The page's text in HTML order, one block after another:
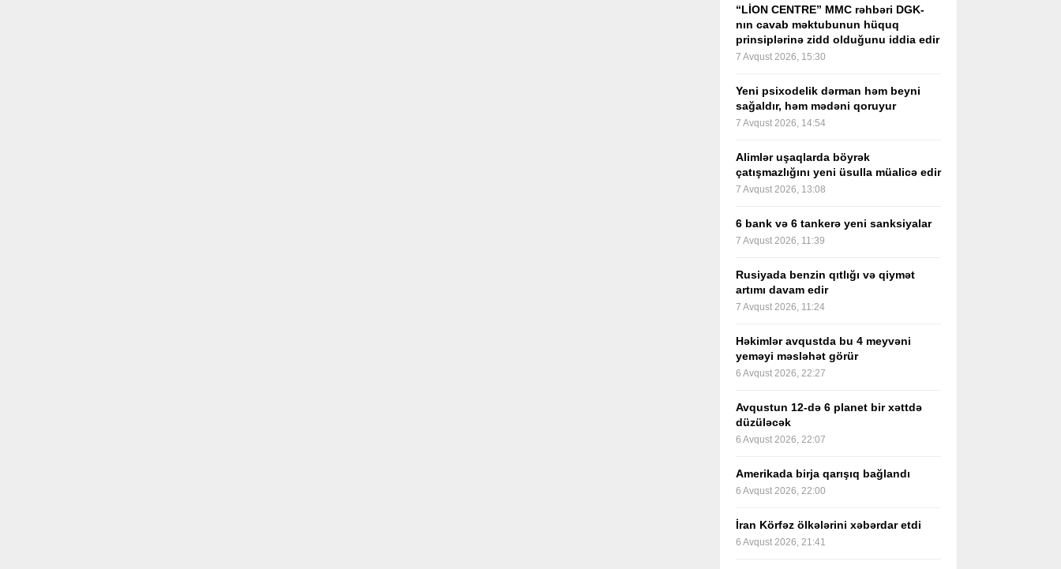
“LİON CENTRE” MMC rəhbəri DGK-
nın cavab məktubunun hüquq
prinsiplərinə zidd olduğunu iddia edir
7 Avqust 2026, 15:30
Yeni psixodelik dərman həm beyni
sağaldır, həm mədəni qoruyur
7 Avqust 2026, 14:54
Alimlər uşaqlarda böyrək
çatışmazlığını yeni üsulla müalicə edir
7 Avqust 2026, 13:08
6 bank və 6 tankerə yeni sanksiyalar
7 Avqust 2026, 11:39
Rusiyada benzin qıtlığı və qiymət
artımı davam edir
7 Avqust 2026, 11:24
Həkimlər avqustda bu 4 meyvəni
yeməyi məsləhət görür
6 Avqust 2026, 22:27
Avqustun 12-də 6 planet bir xəttdə
düzüləcək
6 Avqust 2026, 22:07
Amerikada birja qarışıq bağlandı
6 Avqust 2026, 22:00
İran Körfəz ölkələrini xəbərdar etdi
6 Avqust 2026, 21:41